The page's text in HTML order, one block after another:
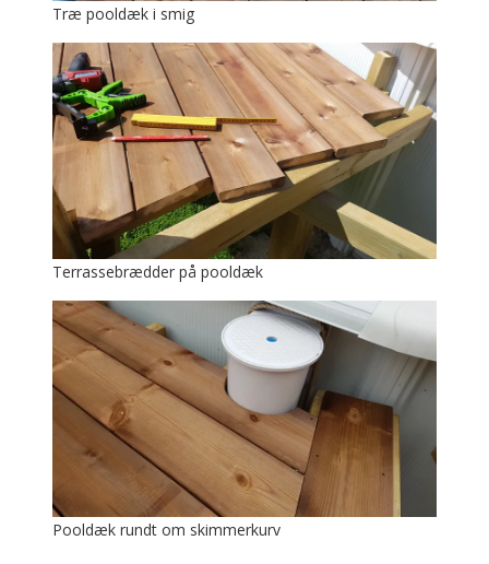
Træ pooldæk i smig
Terrassebrædder på pooldæk
Pooldæk rundt om skimmerkurv